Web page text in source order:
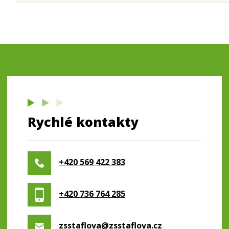
Rychlé kontakty
+420 569 422 383
+420 736 764 285
zsstaflova@zsstaflova.cz